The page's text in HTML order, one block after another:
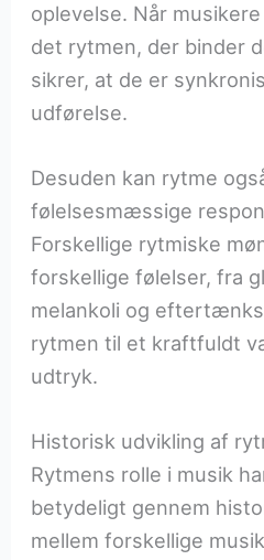
oplevelse. Når
det rytmen, der binder
sikrer, at de er
udførelse.
Desuden kan rytme
følelsesmæssige
Forskellige rytmiske
forskellige følelser, fra
melankoli og
rytmen til et kraftfuldt
udtryk.
Historisk udvikling af
Rytmens rolle i musik
betydeligt gennem
mellem forskellige